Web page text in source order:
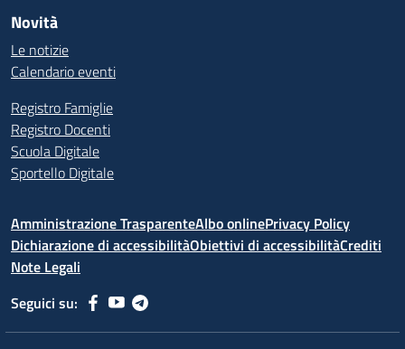
Novità
Le notizie
Calendario eventi
Registro Famiglie
Registro Docenti
Scuola Digitale
Sportello Digitale
Amministrazione TrasparenteAlbo onlinePrivacy Policy
Dichiarazione di accessibilitàObiettivi di accessibilitàCrediti
Note Legali
Seguici su: